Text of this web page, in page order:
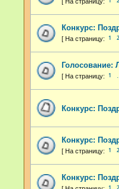
Конкурс:
1 2
Голосование:
1
Конкурс:
Конкурс:
1 2
Конкурс: